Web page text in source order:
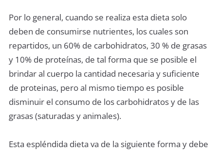
Por lo general, cuando se realiza esta dieta solo
deben de consumirse nutrientes, los cuales son
repartidos, un 60% de carbohidratos, 30 % de grasas
y 10% de proteínas, de tal forma que se posible el
brindar al cuerpo la cantidad necesaria y suficiente
de proteinas, pero al mismo tiempo es posible
disminuir el consumo de los carbohidratos y de las
grasas (saturadas y animales).
Esta espléndida dieta va de la siguiente forma y debe